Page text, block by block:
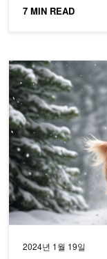
7 MIN READ
2024년 1월 19일
NVIDIA TensorRT로